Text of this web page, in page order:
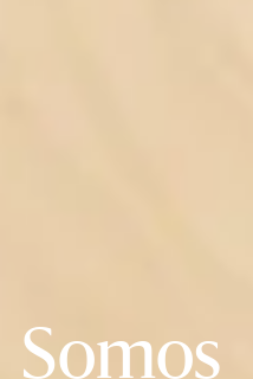
Somos